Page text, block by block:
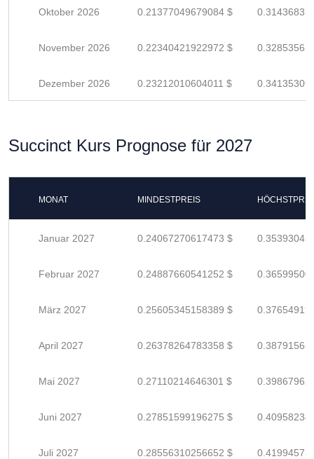
Oktober 2026 0.21377049679084 $
November 2026 0.22340421922972 $
Dezember 2026 0.23212010604011 $
Succinct Kurs Prognose für 2027
MONAT MINDESTPREIS
Januar 2027 0.24067270617473 $
Februar 2027 0.24887660541252 $
März 2027 0.25605345158389 $
April 2027 0.26378264783358 $
Mai 2027 0.27110214646301 $
Juni 2027 0.27851599196275 $
Juli 2027 0.28556310256652 $